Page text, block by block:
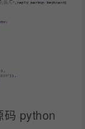
python